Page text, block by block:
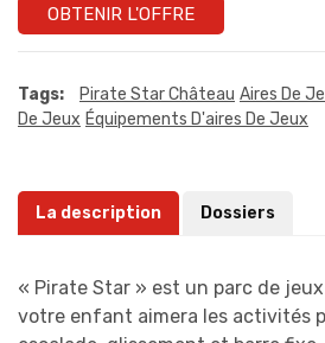
OBTENIR L'OFFRE
Tags: Pirate Star Château Aires De
De Jeux Équipements D'aires De Jeux
La description Dossiers
« Pirate Star » est un parc de
votre enfant aimera les activités